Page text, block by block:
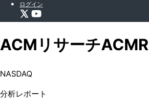
ログイン
ACMリサーチACMR
NASDAQ
分析レポート